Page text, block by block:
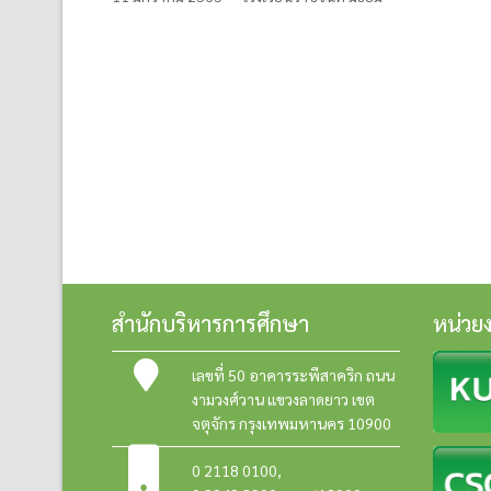
สำนักบริหารการศึกษา
เลขที่ 50 อาคารระพีสาคริก ถนน
งามวงศ์วาน แขวงลาดยาว เขต
จตุจักร กรุงเทพมหานคร 10900
0 2118 0100,
หน่วย